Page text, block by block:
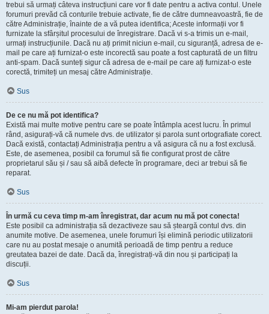
trebui să urmați câteva instrucțiuni care vor fi date pentru a activa contul. Unele
forumuri prevăd că conturile trebuie activate, fie de către dumneavoastră, fie de
către Administrație, înainte de a vă putea identifica; Aceste informații vor fi
furnizate la sfârșitul procesului de înregistrare. Dacă vi s-a trimis un e-mail,
urmați instrucțiunile. Dacă nu ați primit niciun e-mail, cu siguranță, adresa de e-
mail pe care ați furnizat-o este incorectă sau poate a fost capturată de un filtru
anti-spam. Dacă sunteți sigur că adresa de e-mail pe care ați furnizat-o este
corectă, trimiteți un mesaj către Administrație.
Sus
De ce nu mă pot identifica?
Există mai multe motive pentru care se poate întâmpla acest lucru. În primul
rând, asigurați-vă că numele dvs. de utilizator și parola sunt ortografiate corect.
Dacă există, contactați Administrația pentru a vă asigura că nu a fost exclusă.
Este, de asemenea, posibil ca forumul să fie configurat prost de către
proprietarul său și / sau să aibă defecte în programare, deci ar trebui să fie
reparat.
Sus
În urmă cu ceva timp m-am înregistrat, dar acum nu mă pot conecta!
Este posibil ca administrația să dezactiveze sau să șteargă contul dvs. din
anumite motive. De asemenea, unele forumuri își elimină periodic utilizatorii
care nu au postat mesaje o anumită perioadă de timp pentru a reduce
greutatea bazei de date. Dacă da, înregistrați-vă din nou și participați la
discuții.
Sus
Mi-am pierdut parola!